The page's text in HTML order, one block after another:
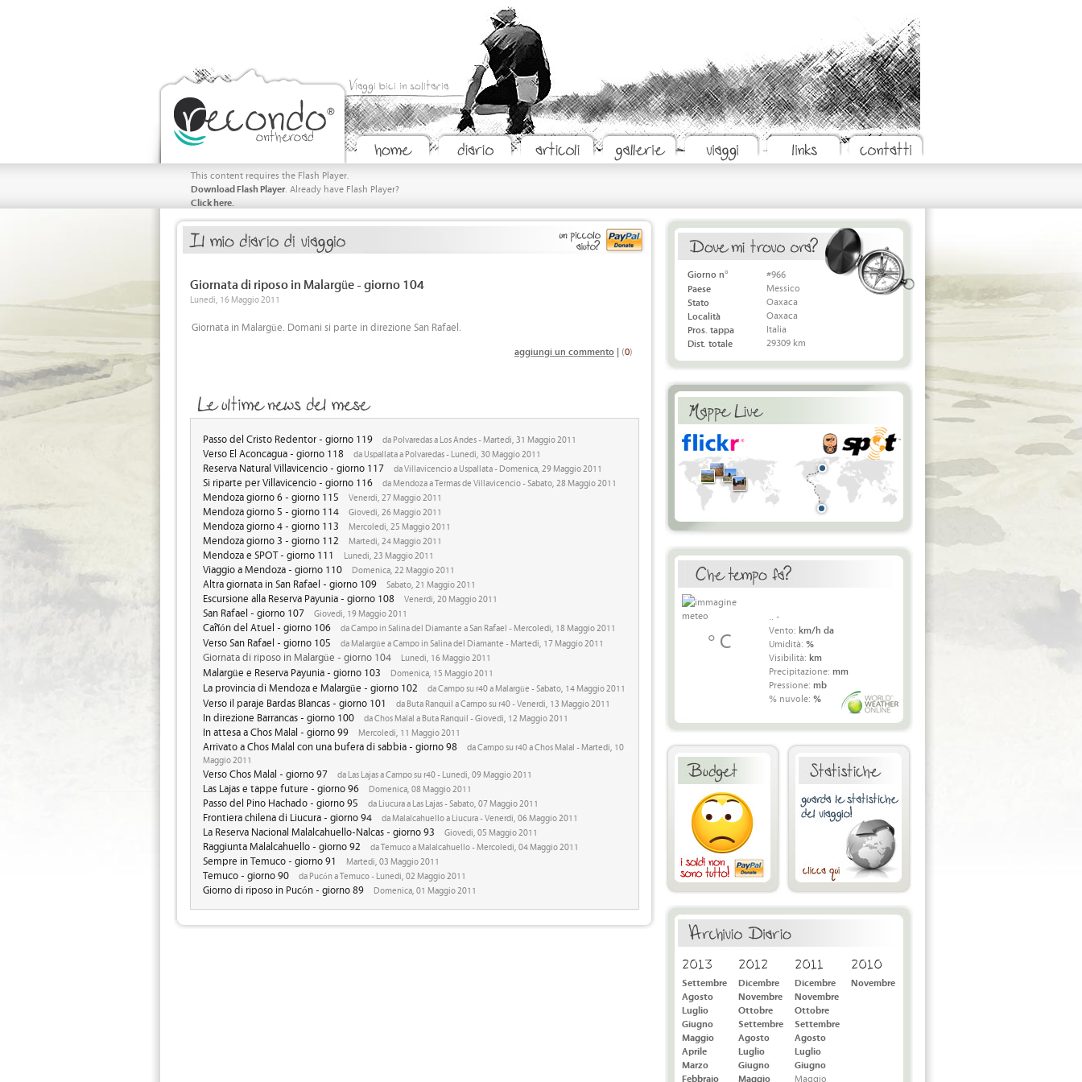
Viaggi bici in solitaria
This content requires the Flash Player.
Download Flash Player. Already have Flash Player?
Click here.
Giornata di riposo in Malargüe - giorno 104
Lunedi, 16 Maggio 2011
Giornata in Malargüe. Domani si parte in direzione San Rafael.
aggiungi un commento | (0)
Passo del Cristo Redentor - giorno 119 da Polvaredas a Los Andes - Martedi, 31 Maggio 2011
Verso El Aconcagua - giorno 118 da Uspallata a Polvaredas - Lunedi, 30 Maggio 2011
Reserva Natural Villavicencio - giorno 117 da Villavicencio a Uspallata - Domenica, 29 Maggio 2011
Si riparte per Villavicencio - giorno 116 da Mendoza a Termas de Villavicencio - Sabato, 28 Maggio 2011
Mendoza giorno 6 - giorno 115 Venerdi, 27 Maggio 2011
Mendoza giorno 5 - giorno 114 Giovedi, 26 Maggio 2011
Mendoza giorno 4 - giorno 113 Mercoledi, 25 Maggio 2011
Mendoza giorno 3 - giorno 112 Martedi, 24 Maggio 2011
Mendoza e SPOT - giorno 111 Lunedi, 23 Maggio 2011
Viaggio a Mendoza - giorno 110 Domenica, 22 Maggio 2011
Altra giornata in San Rafael - giorno 109 Sabato, 21 Maggio 2011
Escursione alla Reserva Payunia - giorno 108 Venerdi, 20 Maggio 2011
San Rafael - giorno 107 Giovedi, 19 Maggio 2011
Cañón del Atuel - giorno 106 da Campo in Salina del Diamante a San Rafael - Mercoledi, 18 Maggio 2011
Verso San Rafael - giorno 105 da Malargüe a Campo in Salina del Diamante - Martedi, 17 Maggio 2011
Giornata di riposo in Malargüe - giorno 104 Lunedi, 16 Maggio 2011
Malargüe e Reserva Payunia - giorno 103 Domenica, 15 Maggio 2011
La provincia di Mendoza e Malargüe - giorno 102 da Campo su r40 a Malargüe - Sabato, 14 Maggio 2011
Verso il paraje Bardas Blancas - giorno 101 da Buta Ranquil a Campo su r40 - Venerdi, 13 Maggio 2011
In direzione Barrancas - giorno 100 da Chos Malal a Buta Ranquil - Giovedi, 12 Maggio 2011
In attesa a Chos Malal - giorno 99 Mercoledi, 11 Maggio 2011
Arrivato a Chos Malal con una bufera di sabbia - giorno 98
da Campo su r40 a Chos Malal - Martedi, 10
Maggio 2011
Verso Chos Malal - giorno 97 da Las Lajas a Campo su r40 - Lunedi, 09 Maggio 2011
Las Lajas e tappe future - giorno 96 Domenica, 08 Maggio 2011
Passo del Pino Hachado - giorno 95 da Liucura a Las Lajas - Sabato, 07 Maggio 2011
Frontiera chilena di Liucura - giorno 94 da Malalcahuello a Liucura - Venerdi, 06 Maggio 2011
La Reserva Nacional Malalcahuello-Nalcas - giorno 93 Giovedi, 05 Maggio 2011
Raggiunta Malalcahuello - giorno 92 da Temuco a Malalcahuello - Mercoledi, 04 Maggio 2011
Sempre in Temuco - giorno 91 Martedi, 03 Maggio 2011
Temuco - giorno 90 da Pucón a Temuco - Lunedi, 02 Maggio 2011
Giorno di riposo in Pucón - giorno 89 Domenica, 01 Maggio 2011
Giorno n°
Paese
Stato
Località
Pros. tappa
Dist. totale
#966
Messico
Oaxaca
Oaxaca
Italia
29309 km
° C
.. -
Vento: km/h da
Umidità: %
Visibilità: km
Precipitazione: mm
Pressione: mb
% nuvole: %
2013
Settembre
Agosto
Luglio
Giugno
Maggio
Aprile
Marzo
Febbraio
2012
Dicembre
Novembre
Ottobre
Settembre
Agosto
Luglio
Giugno
Maggio
2011
Dicembre
Novembre
Ottobre
Settembre
Agosto
Luglio
Giugno
Maggio
2010
Novembre